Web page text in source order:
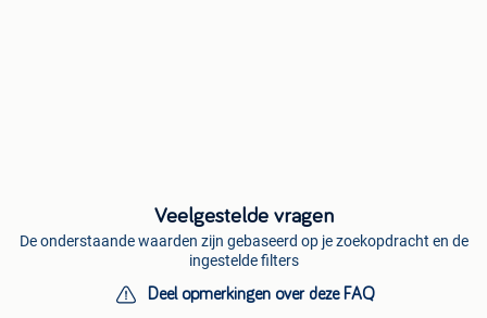
Veelgestelde vragen
De onderstaande waarden zijn gebaseerd op je zoekopdracht en de
ingestelde filters
Deel opmerkingen over deze FAQ